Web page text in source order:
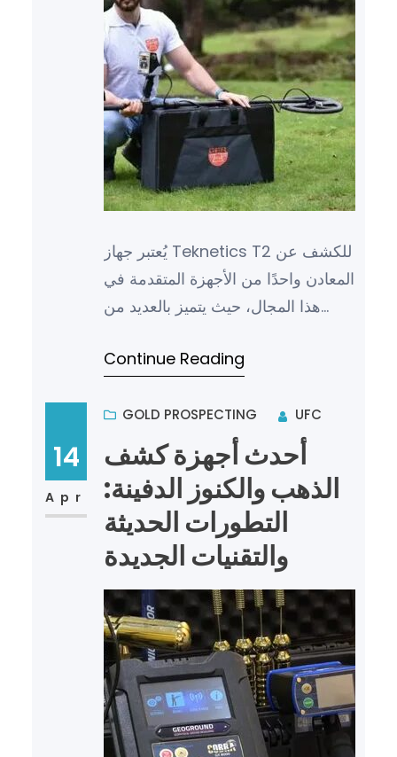
يُعتبر جهاز Teknetics T2 للكشف عن
المعادن واحدًا من الأجهزة المتقدمة في
هذا المجال، حيث يتميز بالعديد من
عن الم…
Continue Reading
14
Apr
GOLD PROSPECTING UFC
أحدث أجهزة كشف
الذهب والكنوز الدفينة:
التطورات الحديثة
والتقنيات الجديدة